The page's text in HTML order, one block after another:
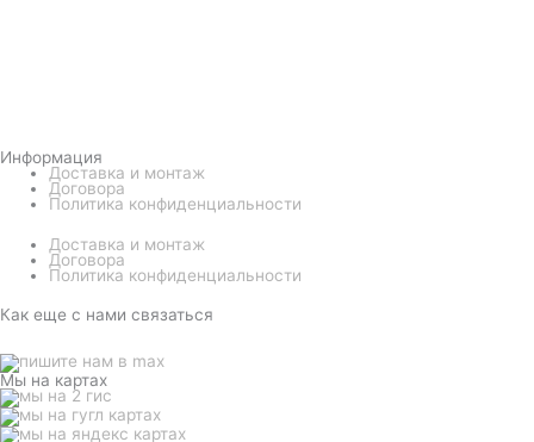
Информация
Доставка и монтаж
Договора
Политика конфиденциальности
Доставка и монтаж
Договора
Политика конфиденциальности
Как еще с нами связаться
Мы на картах